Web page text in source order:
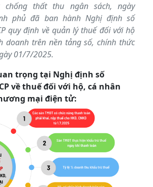
chống thất thu ngân sách, ngày
phủ đã ban hành Nghị định số
quy định về quản lý thuế đối với hộ
doanh trên nền tảng số, chính thức
01/7/2025.
trọng tại Nghị định số
về thuế đối với hộ, cá nhân
mại điện tử: